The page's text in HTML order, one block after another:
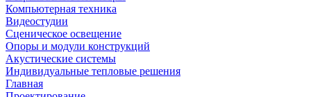
Компьютерная техника
Видеостудии
Cценическое освещение
Опоры и модули конструкций
Акустические системы
Индивидуальные тепловые решения
Главная